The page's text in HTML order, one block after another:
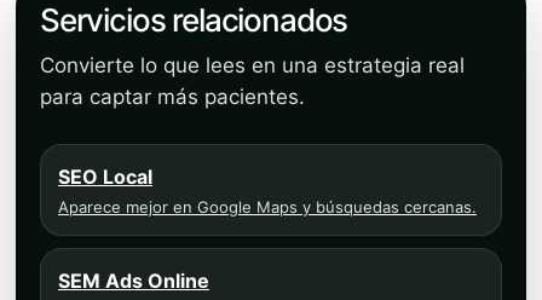
Servicios relacionados
Convierte lo que lees en una estrategia real
para captar más pacientes.
SEO Local
Aparece mejor en Google Maps y búsquedas cercanas.
SEM Ads Online